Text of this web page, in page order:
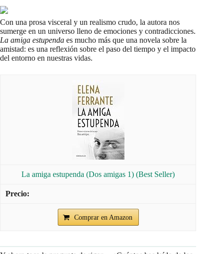
Con una prosa visceral y un realismo crudo, la autora nos
sumerge en un universo lleno de emociones y contradicciones.
La amiga estupenda es mucho más que una novela sobre la
amistad: es una reflexión sobre el paso del tiempo y el impacto
del entorno en nuestras vidas.
La amiga estupenda (Dos amigas 1) (Best Seller)
Comprar en Amazon